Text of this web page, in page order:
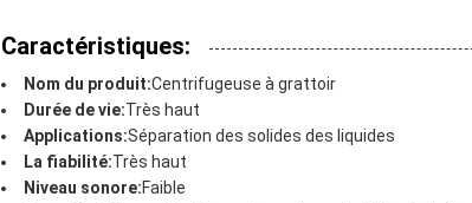
Caractéristiques:
Nom du produit:Centrifugeuse à grattoir
Durée de vie:Très haut
Applications:Séparation des solides des liquides
La fiabilité:Très haut
Niveau sonore:Faible